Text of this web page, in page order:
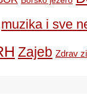
muzika i sve
Zajeb Zdrav